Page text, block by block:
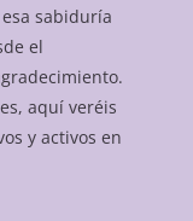
sabiduría
el
aquí veréis
y activos en